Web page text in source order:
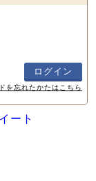
を忘れたかたはこちら
ート